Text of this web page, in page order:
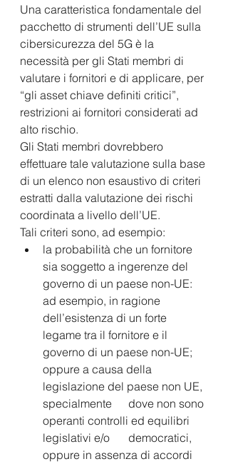
Una caratteristica fondamentale del
pacchetto di strumenti dell’UE sulla
cibersicurezza del 5G è la
necessità per gli Stati membri di
valutare i fornitori e di applicare, per
“gli asset chiave definiti critici”,
restrizioni ai fornitori considerati ad
alto rischio.
Gli Stati membri dovrebbero
effettuare tale valutazione sulla base
di un elenco non esaustivo di criteri
estratti dalla valutazione dei rischi
coordinata a livello dell’UE.
Tali criteri sono, ad esempio:
la probabilità che un fornitore
sia soggetto a ingerenze del
governo di un paese non-UE:
ad esempio, in ragione
dell’esistenza di un forte
legame tra il fornitore e il
governo di un paese non-UE;
oppure a causa della
legislazione del paese non UE,
specialmente 	dove non sono
operanti controlli ed equilibri
legislativi e/o 	democratici,
oppure in assenza di accordi